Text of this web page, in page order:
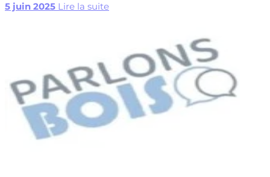
5 juin 2025 Lire la suite